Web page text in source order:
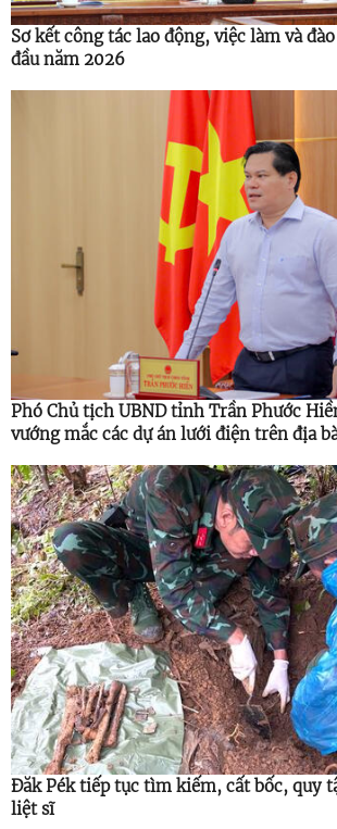
Sơ kết công tác lao động, việc làm và
đầu năm 2026
Phó Chủ tịch UBND tỉnh Trần Phước
vướng mắc các dự án lưới điện trên địa
Đăk Pék tiếp tục tìm kiếm, cất bốc, quy
liệt sĩ